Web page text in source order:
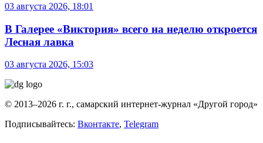
03 августа 2026, 18:01
В Галерее «Виктория» всего на неделю откроется
Лесная лавка
03 августа 2026, 15:03
© 2013–2026 г. г., самарский интернет-журнал «Другой город»
Подписывайтесь: Вконтакте, Telegram